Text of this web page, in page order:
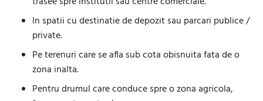
In spatii cu destinatie de depozit sau parcari publice /
private.
Pe terenuri care se afla sub cota obisnuita fata de o
zona inalta.
Pentru drumul care conduce spre o zona agricola,